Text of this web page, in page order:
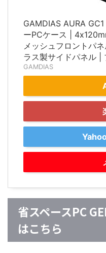
GAMDIAS AURA
ーPCケース |
メッシュフロントパ
ラス製サイドパネル |
GAMDIAS
省スペースPC
はこちら